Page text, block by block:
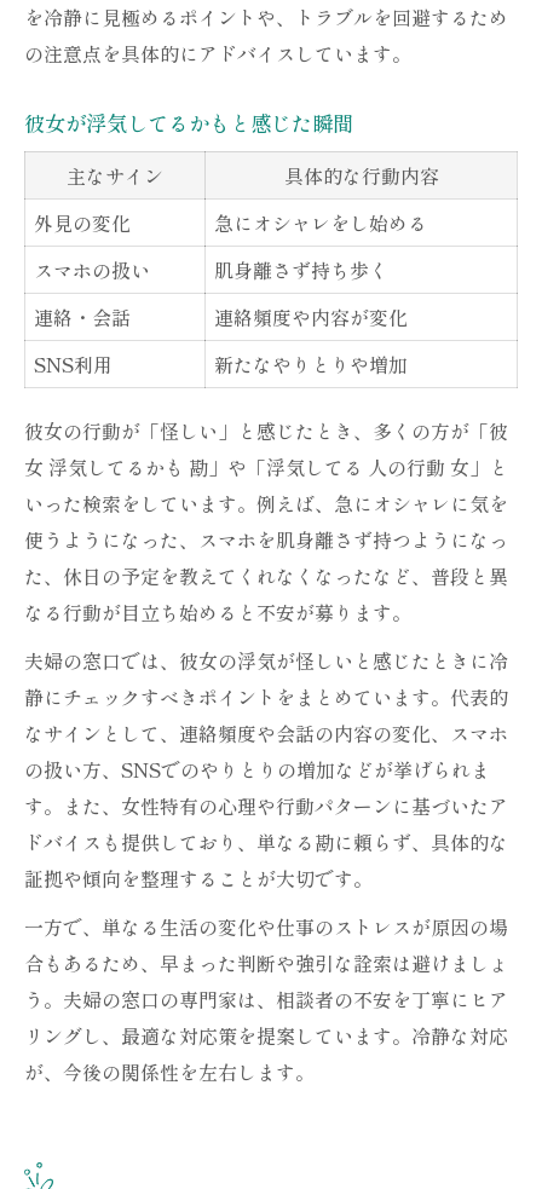
を冷静に見極めるポイントや、トラブルを回避するため
の注意点を具体的にアドバイスしています。
彼女が浮気してるかもと感じた瞬間
主なサイン
具体的な行動内容
外見の変化
急にオシャレをし始める
スマホの扱い
肌身離さず持ち歩く
連絡・会話
連絡頻度や内容が変化
SNS利用
新たなやりとりや増加
彼女の行動が「怪しい」と感じたとき、多くの方が「彼
女 浮気してるかも 勘」や「浮気してる 人の行動 女」と
いった検索をしています。例えば、急にオシャレに気を
使うようになった、スマホを肌身離さず持つようになっ
た、休日の予定を教えてくれなくなったなど、普段と異
なる行動が目立ち始めると不安が募ります。
夫婦の窓口では、彼女の浮気が怪しいと感じたときに冷
静にチェックすべきポイントをまとめています。代表的
なサインとして、連絡頻度や会話の内容の変化、スマホ
の扱い方、SNSでのやりとりの増加などが挙げられま
す。また、女性特有の心理や行動パターンに基づいたア
ドバイスも提供しており、単なる勘に頼らず、具体的な
証拠や傾向を整理することが大切です。
一方で、単なる生活の変化や仕事のストレスが原因の場
合もあるため、早まった判断や強引な詮索は避けましょ
う。夫婦の窓口の専門家は、相談者の不安を丁寧にヒア
リングし、最適な対応策を提案しています。冷静な対応
が、今後の関係性を左右します。